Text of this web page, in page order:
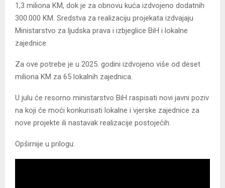
1,3 miliona KM, dok je za obnovu kuća izdvojeno dodatnih
300.000 KM. Sredstva za realizaciju projekata izdvajaju
Ministarstvo za ljudska prava i izbjeglice BiH i lokalne
zajednice.
Za ove potrebe je u 2025. godini izdvojeno više od deset
miliona KM za 65 lokalnih zajednica.
U julu će resorno ministarstvo BiH raspisati novi javni poziv
na koji će moći konkurisati lokalne i vjerske zajednice za
nove projekte ili nastavak realizacije postojećih.
Opširnije u prilogu: